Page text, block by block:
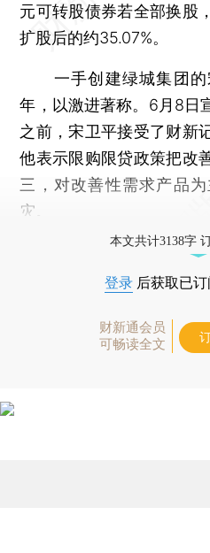
元可转股债券若全部换股
扩股后的约35.07%。
一手创建绿城集团的
年，以激进著称。6月8日
之前，宋卫平接受了财新
他表示限购限贷政策把改
三，对改善性需求产品
灾。
本文共计3138字
登录 后获取已
财新通会员
可畅读全文